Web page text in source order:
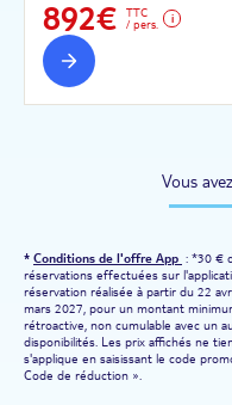
892€
TTC
/ pers.
Vous
* Conditions de l'offre App : *30 €
réservations effectuées sur
réservation réalisée à partir du 22
mars 2027, pour un montant
rétroactive, non cumulable avec un
disponibilités. Les prix affichés ne
s'applique en saisissant le code
Code de réduction ».